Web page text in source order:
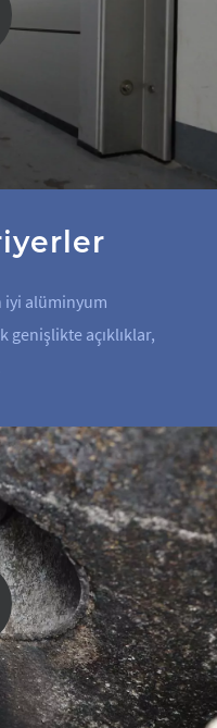
iyi alüminyum
genişlikte açıklıklar,